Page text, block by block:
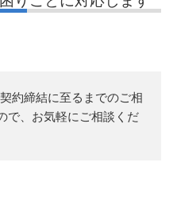
約締結に至るまでのご相
で、お気軽にご相談くだ